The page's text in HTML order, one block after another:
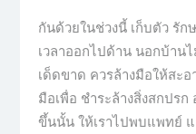
กันด้วยในช่วงนี้ เก็บตัว รัก
เวลาออกไปด้าน นอกบ้าน
เด็ดขาด ควรล้างมือให้สะ
มือเพื่อ ชำระล้างสิ่งสกปร
ขึ้นนั้น ให้เราไปพบแพทย์ แ